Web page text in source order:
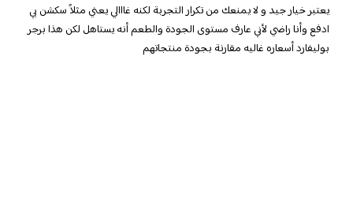
يعتبر خيار جيد و لا يمنعك من تكرار التجربة لكنه غااالي يعني مثلاً سكشن بي
ادفع وأنا راضي لأني عارف مستوى الجودة والطعم أنه يستاهل لكن هذا برجر
بوليفارد أسعاره غاليه مقارنة بجودة منتجاتهم